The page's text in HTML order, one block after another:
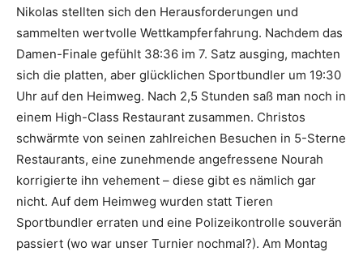
Nikolas stellten sich den Herausforderungen und
sammelten wertvolle Wettkampferfahrung. Nachdem das
Damen-Finale gefühlt 38:36 im 7. Satz ausging, machten
sich die platten, aber glücklichen Sportbundler um 19:30
Uhr auf den Heimweg. Nach 2,5 Stunden saß man noch in
einem High-Class Restaurant zusammen. Christos
schwärmte von seinen zahlreichen Besuchen in 5-Sterne
Restaurants, eine zunehmende angefressene Nourah
korrigierte ihn vehement – diese gibt es nämlich gar
nicht. Auf dem Heimweg wurden statt Tieren
Sportbundler erraten und eine Polizeikontrolle souverän
passiert (wo war unser Turnier nochmal?). Am Montag